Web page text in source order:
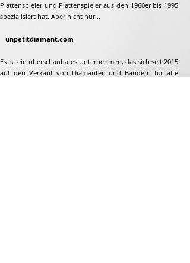
Plattenspieler und Plattenspieler aus den 1960er bis 1995
spezialisiert hat. Aber nicht nur...
unpetitdiamant.com
Es ist ein überschaubares Unternehmen, das sich seit 2015
auf den Verkauf von Diamanten und Bändern für alte